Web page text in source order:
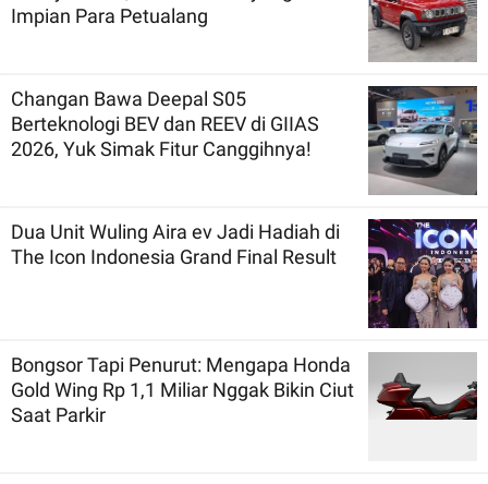
Impian Para Petualang
Changan Bawa Deepal S05
Berteknologi BEV dan REEV di GIIAS
2026, Yuk Simak Fitur Canggihnya!
Dua Unit Wuling Aira ev Jadi Hadiah di
The Icon Indonesia Grand Final Result
Bongsor Tapi Penurut: Mengapa Honda
Gold Wing Rp 1,1 Miliar Nggak Bikin Ciut
Saat Parkir